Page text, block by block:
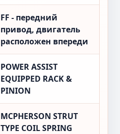
FF - передний
привод, двигатель
расположен впереди
POWER ASSIST
EQUIPPED RACK &
PINION
MCPHERSON STRUT
TYPE COIL SPRING